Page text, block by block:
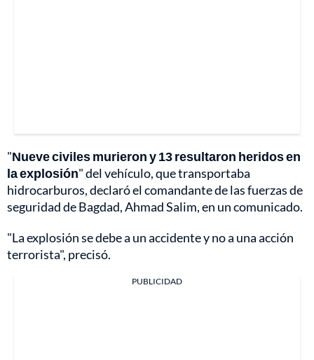
"Nueve civiles murieron y 13 resultaron heridos en
la explosión" del vehículo, que transportaba
hidrocarburos, declaró el comandante de las fuerzas de
seguridad de Bagdad, Ahmad Salim, en un comunicado.
"La explosión se debe a un accidente y no a una acción
terrorista", precisó.
PUBLICIDAD